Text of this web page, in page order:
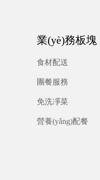
業(yè)務板塊
食材配送
團餐服務
免洗凈菜
營養(yǎng)配餐